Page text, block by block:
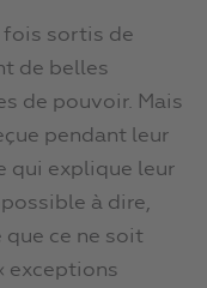
fois sortis de
de belles
de pouvoir. Mais
pendant leur
qui explique leur
à dire,
ce ne soit
exceptions